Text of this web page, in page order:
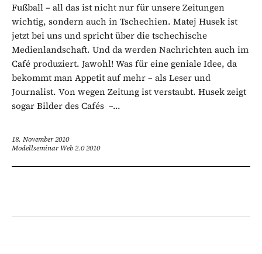
Fußball – all das ist nicht nur für unsere Zeitungen
wichtig, sondern auch in Tschechien. Matej Husek ist
jetzt bei uns und spricht über die tschechische
Medienlandschaft. Und da werden Nachrichten auch im
Café produziert. Jawohl! Was für eine geniale Idee, da
bekommt man Appetit auf mehr – als Leser und
Journalist. Von wegen Zeitung ist verstaubt. Husek zeigt
sogar Bilder des Cafés –...
18. November 2010
Modellseminar Web 2.0 2010